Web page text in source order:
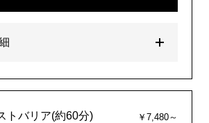
トバリア(約60分) ￥7,480～